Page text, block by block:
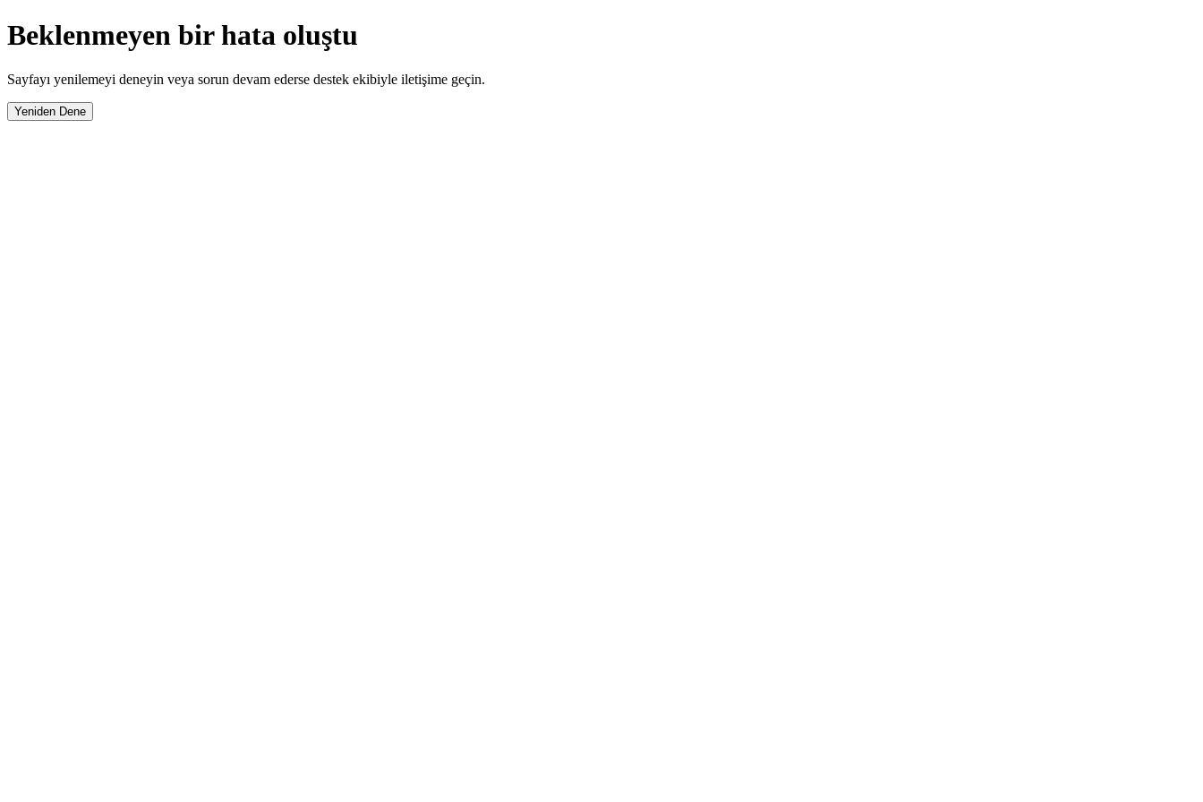
Beklenmeyen bir hata oluştu
Sayfayı yenilemeyi deneyin veya sorun devam ederse destek ekibiyle iletişime geçin.
Yeniden Dene